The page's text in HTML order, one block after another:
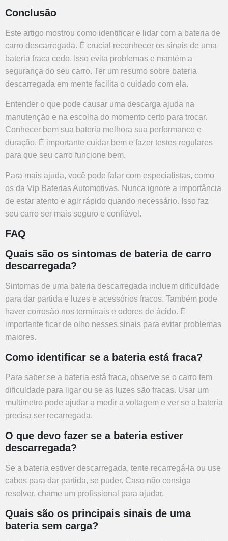
Conclusão
Este artigo mostrou como identificar e lidar com a bateria de
carro descarregada. É crucial reconhecer os sinais de uma
bateria fraca cedo. Isso evita problemas e mantém a
segurança do seu carro. Ter um resumo sobre bateria
descarregada em mente facilita o cuidado com ela.
Entender o que pode causar uma descarga ajuda na
manutenção e na escolha do momento certo para trocar.
Conhecer bem sua bateria melhora sua performance e
duração. É importante cuidar bem e fazer testes regulares
para que seu carro funcione bem.
Para mais ajuda, você pode falar com especialistas, como
os da Vip Baterias Automotivas. Nunca ignore a importância
de estar atento e agir rápido quando necessário. Isso faz
seu carro ser mais seguro e confiável.
FAQ
Quais são os sintomas de bateria de carro
descarregada?
Sintomas de uma bateria descarregada incluem dificuldade
para dar partida e luzes e acessórios fracos. Também pode
haver corrosão nos terminais e odores de ácido. É
importante ficar de olho nesses sinais para evitar problemas
maiores.
Como identificar se a bateria está fraca?
Para saber se a bateria está fraca, observe se o carro tem
dificuldade para ligar ou se as luzes são fracas. Usar um
multímetro pode ajudar a medir a voltagem e ver se a bateria
precisa ser recarregada.
O que devo fazer se a bateria estiver
descarregada?
Se a bateria estiver descarregada, tente recarregá-la ou use
cabos para dar partida, se puder. Caso não consiga
resolver, chame um profissional para ajudar.
Quais são os principais sinais de uma
bateria sem carga?